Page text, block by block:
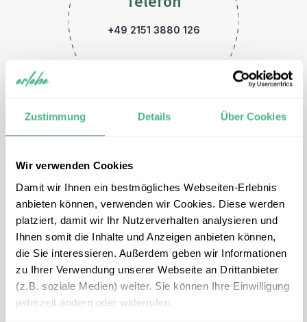
Zustimmung Details Über Cookies
Wir verwenden Cookies
Damit wir Ihnen ein bestmögliches Webseiten-Erlebnis
anbieten können, verwenden wir Cookies. Diese werden
platziert, damit wir Ihr Nutzerverhalten analysieren und
Ihnen somit die Inhalte und Anzeigen anbieten können,
die Sie interessieren. Außerdem geben wir Informationen
zu Ihrer Verwendung unserer Webseite an Drittanbieter
(z.B. soziale Medien) weiter. Sie können Ihre Einwilligung
jederzeit ändern oder widerrufen.
+49 2151 3880 126
E-Mail
neuseeland@erlebe.de